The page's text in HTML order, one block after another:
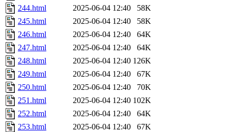
244.html
2025-06-04 12:40
58K
245.html
2025-06-04 12:40
58K
246.html
2025-06-04 12:40
64K
247.html
2025-06-04 12:40
64K
248.html
2025-06-04 12:40 126K
249.html
2025-06-04 12:40
67K
250.html
2025-06-04 12:40
70K
251.html
2025-06-04 12:40 102K
252.html
2025-06-04 12:40
64K
253.html
2025-06-04 12:40
67K